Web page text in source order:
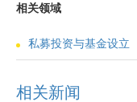
相关领域
私募投资与基金设立
相关新闻